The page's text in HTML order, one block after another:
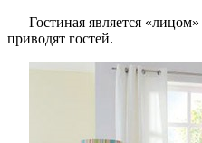
Гостиная является
приводят гостей.